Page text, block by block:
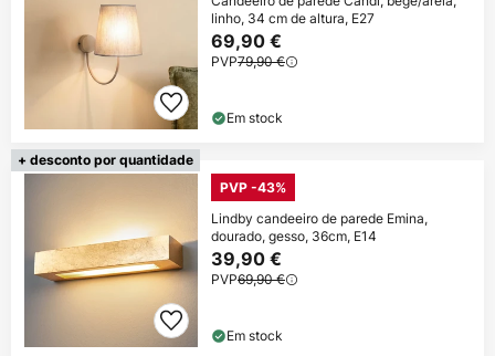
linho, 34 cm de altura, E27
69,90 €
PVP79,90 €
Em stock
+ desconto por quantidade
PVP -43%
Lindby candeeiro de parede Emina,
dourado, gesso, 36cm, E14
39,90 €
PVP69,90 €
Em stock